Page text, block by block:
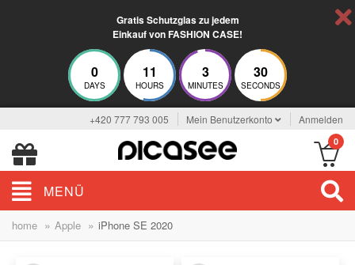
Gratis Schutzglas zu jedem
Einkauf von FASHION CASE!
0
DAYS
11
HOURS
3
MINUTES
29
SECONDS
+420 777 793 005 Mein Benutzerkonto Anmelden
0
MENÜ
home » Apple » iPhone SE 2020